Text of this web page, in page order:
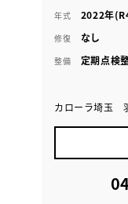
年式 2022年
修復 なし
整備 定期点検
カローラ埼玉